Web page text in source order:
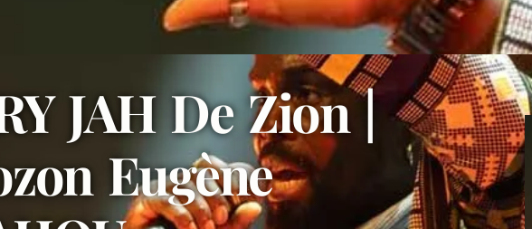
JAH De Zion |
Eugène